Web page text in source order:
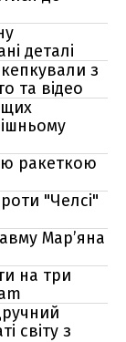
деталі
з
та відео
ракеткою
"Челсі"
Мар’яна
на три
світу з